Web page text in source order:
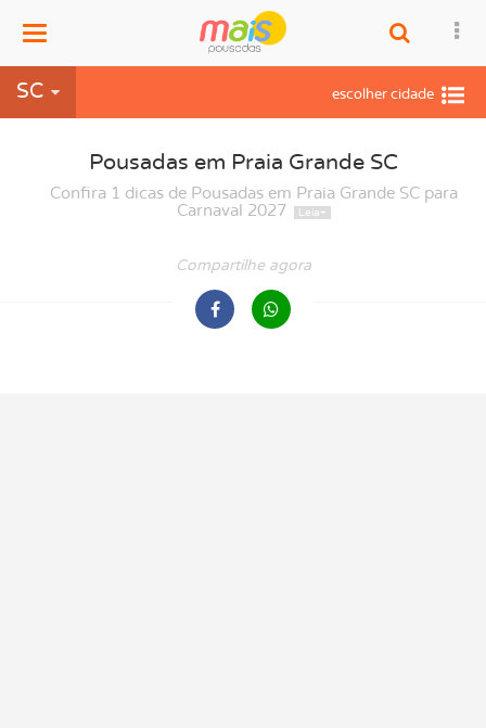
Menu
SC
Pousadas em Praia Grande SC
Confira 1 dicas de Pousadas em Praia Grande SC para
Carnaval 2027
Compartilhe agora